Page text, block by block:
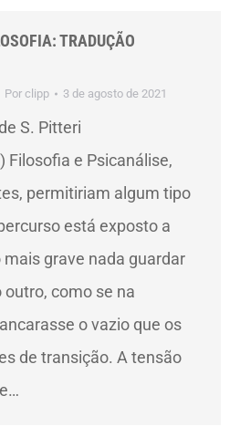
TRADUÇÃO
Por clipp 3 de agosto de 2021
S. Pitteri
Filosofia e Psicanálise,
permitiriam algum tipo
está exposto a
grave nada guardar
como se na
o vazio que os
de transição. A tensão